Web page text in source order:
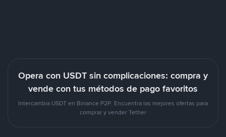
Opera con USDT sin complicaciones: compra y
vende con tus métodos de pago favoritos
Intercambia USDT en Binance P2P. Encuentra las mejores ofertas para
comprar y vender Tether